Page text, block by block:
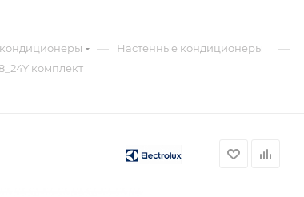
— Настенные кондиционеры —
комплект